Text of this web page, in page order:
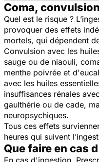
Coma,
Quel est le risque ?
provoquer des effets
mortels, qui dépendent
Convulsion avec les
sauge ou de niaouli,
menthe poivrée et
avec les huiles
insuffisances rénales
gaulthérie ou de cade,
neuropsychiques.
Tous ces effets
heures qui suivent
Que faire en cas
En cas d'ingestion,